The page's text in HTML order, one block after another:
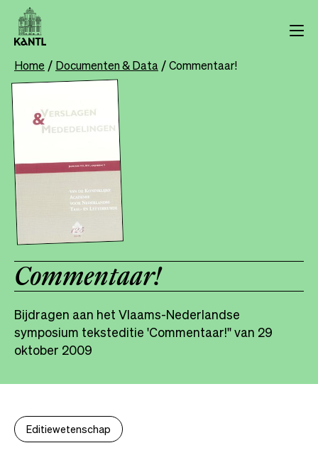
Overslaan
naar
inhoud
gaan
Breadcrumb
Home Documenten & Data Commentaar!
Commentaar!
Bijdragen aan het Vlaams-Nederlandse
symposium teksteditie 'Commentaar!'' van 29
oktober 2009
Editiewetenschap